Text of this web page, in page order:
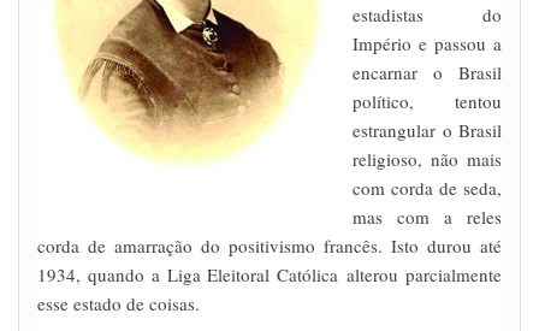
estadistas do
Império e passou a
encarnar o Brasil
político, tentou
estrangular o Brasil
religioso, não mais
com corda de seda,
mas com a reles
corda de amarração do positivismo francês. Isto durou até
1934, quando a Liga Eleitoral Católica alterou parcialmente
esse estado de coisas.